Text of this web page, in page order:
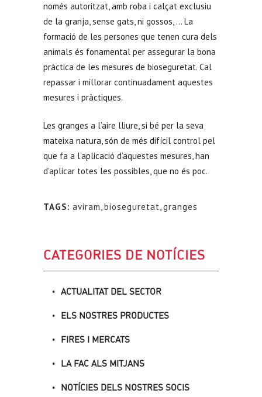
només autoritzat, amb roba i calçat exclusiu
de la granja, sense gats, ni gossos, … La
formació de les persones que tenen cura dels
animals és fonamental per assegurar la bona
pràctica de les mesures de bioseguretat. Cal
repassar i millorar continuadament aquestes
mesures i pràctiques.
Les granges a l’aire lliure, si bé per la seva
mateixa natura, són de més difícil control pel
que fa a l’aplicació d’aquestes mesures, han
d’aplicar totes les possibles, que no és poc.
TAGS: aviram,bioseguretat,granges
CATEGORIES DE NOTÍCIES
ACTUALITAT DEL SECTOR
ELS NOSTRES PRODUCTES
FIRES I MERCATS
LA FAC ALS MITJANS
NOTÍCIES DELS NOSTRES SOCIS